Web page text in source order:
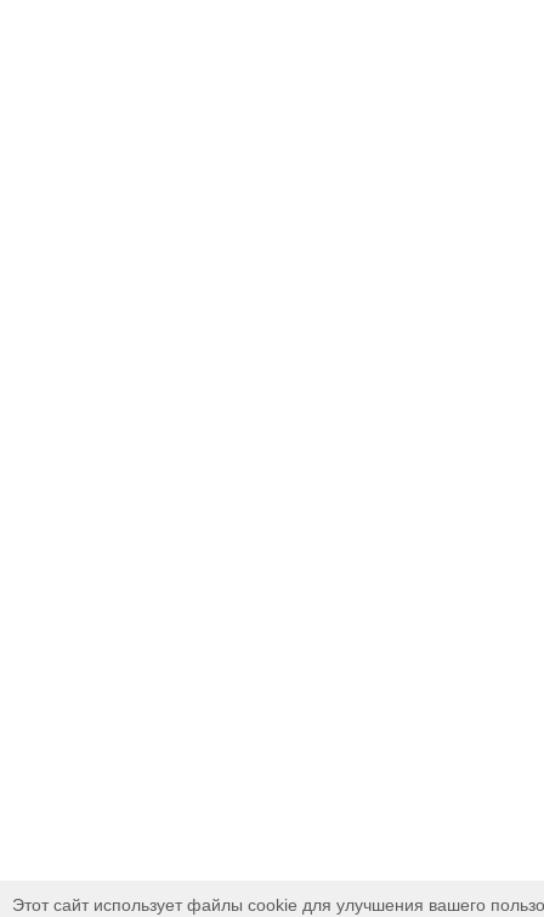
Этот сайт использует файлы cookie для улучшения вашего